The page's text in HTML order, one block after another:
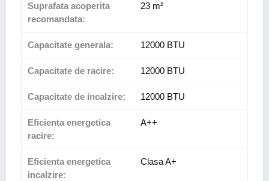
Suprafata acoperita
recomandata:
23 m²
Capacitate generala: 12000 BTU
Capacitate de racire: 12000 BTU
Capacitate de incalzire: 12000 BTU
Eficienta energetica
racire:
A++
Eficienta energetica
incalzire:
Clasa A+